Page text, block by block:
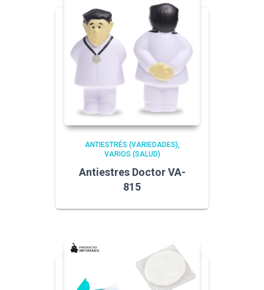
ANTIESTRÉS (VARIEDADES)
VARIOS (SALUD)
Antiestres Doctor VA-
815